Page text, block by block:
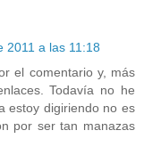
2011 a las 11:18
el comentario y, más
Todavía no he
estoy digiriendo no es
por ser tan manazas